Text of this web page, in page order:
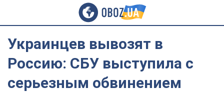
Украинцев вывозят в
Россию: СБУ выступила с
серьезным обвинением